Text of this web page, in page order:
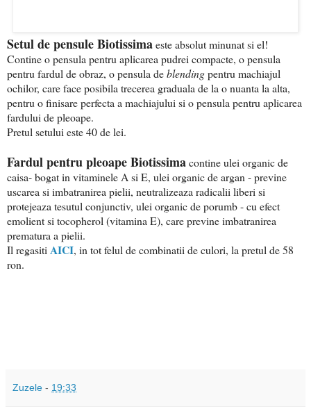
Setul de pensule Biotissimaeste absolut minunat si el!
Contine o pensula pentru aplicarea pudrei compacte, o pensula
pentru fardul de obraz, o pensula deblendingpentru machiajul
ochilor, care face posibila trecerea graduala de la o nuanta la alta,
pentru o finisare perfecta a machiajului si o pensula pentru aplicarea
fardului de pleoape.
Pretul setului este 40 de lei.
Fardul pentru pleoape Biotissimacontine ulei organic de
caisa- bogat in vitaminele A si E, ulei organic de argan - previne
uscarea si imbatranirea pielii, neutralizeaza radicalii liberi si
protejeaza tesutul conjunctiv, ulei organic de porumb - cu efect
emolient si tocopherol (vitamina E), care previne imbatranirea
prematura a pielii.
Il regasiti AICI, in tot felul de combinatii de culori, la pretul de 58
ron.
Zuzele - 19:33